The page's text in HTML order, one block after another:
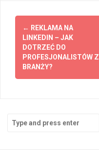
Post
navigation
← REKLAMA NA
LINKEDIN – JAK
DOTRZEĆ DO
PROFESJONALISTÓW Z
BRANŻY?
for: